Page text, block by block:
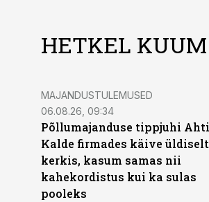
HETKEL KUUM
MAJANDUSTULEMUSED
06.08.26, 09:34
Põllumajanduse tippjuhi Ahti
Kalde firmades käive üldiselt
kerkis, kasum samas nii
kahekordistus kui ka sulas
pooleks